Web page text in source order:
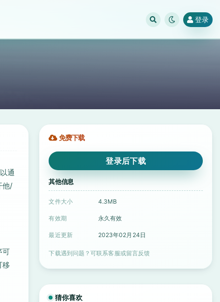
登录
通
他/
可
移
免费下载
登录后下载
其他信息
文件大小 4.3MB
有效期 永久有效
最近更新 2023年02月24日
下载遇到问题？可联系客服或留言反馈
猜你喜欢